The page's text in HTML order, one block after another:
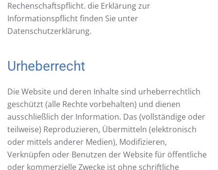
Rechenschaftspflicht. die Erklärung zur
Informationspflicht finden Sie unter
Datenschutzerklärung.
Urheberrecht
Die Website und deren Inhalte sind urheberrechtlich
geschützt (alle Rechte vorbehalten) und dienen
ausschließlich der Information. Das (vollständige oder
teilweise) Reproduzieren, Übermitteln (elektronisch
oder mittels anderer Medien), Modifizieren,
Verknüpfen oder Benutzen der Website für öffentliche
oder kommerzielle Zwecke ist ohne schriftliche